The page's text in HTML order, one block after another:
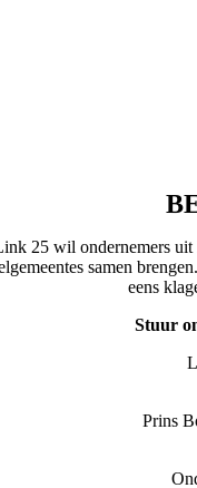
25 wil ondernemers
samen
eens
Stuur
Prins